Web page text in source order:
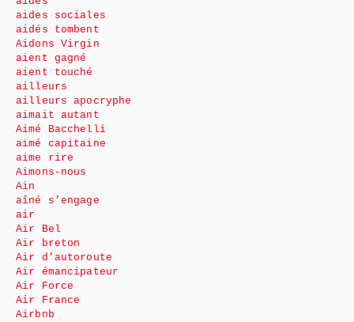
aides sociales
aidés tombent
Aidons Virgin
aient gagné
aient touché
ailleurs
ailleurs apocryphe
aimait autant
Aimé Bacchelli
aimé capitaine
aime rire
Aimons-nous
Ain
aîné s’engage
air
Air Bel
Air breton
Air d’autoroute
Air émancipateur
Air Force
Air France
Airbnb